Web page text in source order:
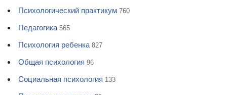
Психологический практикум 760
Педагогика 565
Психология ребенка 827
Общая психология 96
Социальная психология 133